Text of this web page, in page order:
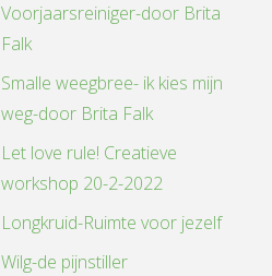
Voorjaarsreiniger-door Brita
Falk
Smalle weegbree- ik kies mijn
weg-door Brita Falk
Let love rule! Creatieve
workshop 20-2-2022
Longkruid-Ruimte voor jezelf
Wilg-de pijnstiller